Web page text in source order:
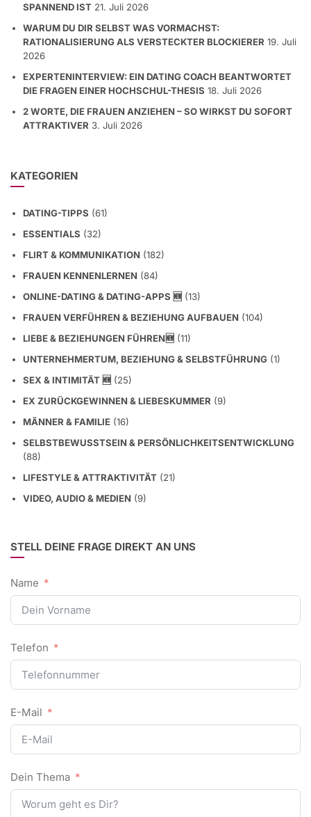
SPANNEND IST 21. Juli 2026
WARUM DU DIR SELBST WAS VORMACHST:
RATIONALISIERUNG ALS VERSTECKTER BLOCKIERER 19. Juli
2026
EXPERTENINTERVIEW: EIN DATING COACH BEANTWORTET
DIE FRAGEN EINER HOCHSCHUL-THESIS 18. Juli 2026
2 WORTE, DIE FRAUEN ANZIEHEN – SO WIRKST DU SOFORT
ATTRAKTIVER 3. Juli 2026
KATEGORIEN
DATING-TIPPS (61)
ESSENTIALS (32)
FLIRT & KOMMUNIKATION (182)
FRAUEN KENNENLERNEN (84)
ONLINE-DATING & DATING-APPS 🆕 (13)
FRAUEN VERFÜHREN & BEZIEHUNG AUFBAUEN (104)
LIEBE & BEZIEHUNGEN FÜHREN🆕 (11)
UNTERNEHMERTUM, BEZIEHUNG & SELBSTFÜHRUNG (1)
SEX & INTIMITÄT 🆕 (25)
EX ZURÜCKGEWINNEN & LIEBESKUMMER (9)
MÄNNER & FAMILIE (16)
SELBSTBEWUSSTSEIN & PERSÖNLICHKEITSENTWICKLUNG
(88)
LIFESTYLE & ATTRAKTIVITÄT (21)
VIDEO, AUDIO & MEDIEN (9)
STELL DEINE FRAGE DIREKT AN UNS
Name
Telefon
E-Mail
Dein Thema